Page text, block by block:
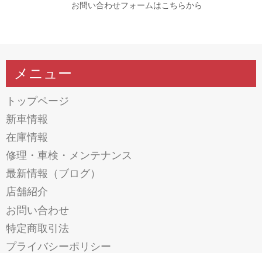
お問い合わせフォームはこちらから
メニュー
トップページ
新車情報
在庫情報
修理・車検・メンテナンス
最新情報（ブログ）
店舗紹介
お問い合わせ
特定商取引法
プライバシーポリシー